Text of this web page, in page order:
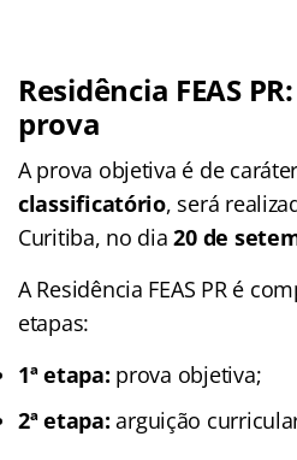
Residência FEAS
prova
A prova objetiva é de caráter
classificatório, será
Curitiba, no dia20 de
A Residência FEAS PR é
etapas:
1ª etapa: prova objetiva;
2ª etapa:arguição